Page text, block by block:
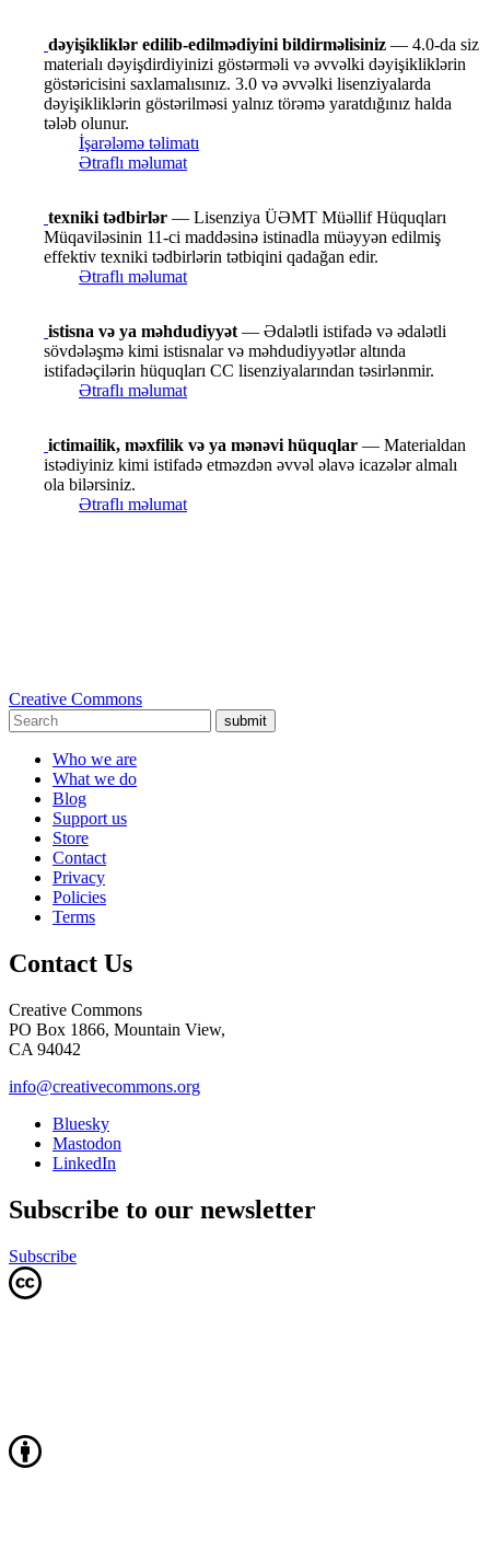
dəyişikliklər edilib-edilmədiyini bildirməlisiniz — 4.0-da siz
materialı dəyişdirdiyinizi göstərməli və əvvəlki dəyişikliklərin
göstəricisini saxlamalısınız. 3.0 və əvvəlki lisenziyalarda
dəyişikliklərin göstərilməsi yalnız törəmə yaratdığınız halda
tələb olunur.
İşarələmə təlimatı
Ətraflı məlumat
texniki tədbirlər — Lisenziya ÜƏMT Müəllif Hüquqları
Müqaviləsinin 11-ci maddəsinə istinadla müəyyən edilmiş
effektiv texniki tədbirlərin tətbiqini qadağan edir.
Ətraflı məlumat
istisna və ya məhdudiyyət — Ədalətli istifadə və ədalətli
sövdələşmə kimi istisnalar və məhdudiyyətlər altında
istifadəçilərin hüquqları CC lisenziyalarından təsirlənmir.
Ətraflı məlumat
ictimailik, məxfilik və ya mənəvi hüquqlar — Materialdan
istədiyiniz kimi istifadə etməzdən əvvəl əlavə icazələr almalı
ola bilərsiniz.
Ətraflı məlumat
Creative Commons
submit
Who we are
What we do
Blog
Support us
Store
Contact
Privacy
Policies
Terms
Contact Us
Creative Commons
PO Box 1866, Mountain View,
CA 94042
info@creativecommons.org
Bluesky
Mastodon
LinkedIn
Subscribe to our newsletter
Subscribe